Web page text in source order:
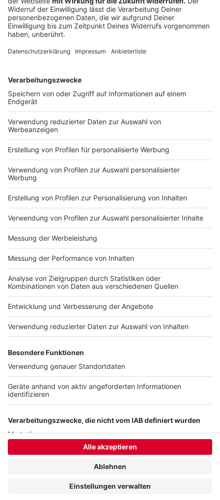
1. Schritt: Zuerst Eier, Zucker und den
Vanillezucker mit einem Handrührgerät auf
höchster Stufe verrühren.
2. Schritt: Anschließend die Butter hinzufügen und
kurz mit verrühren.
und Salz gemeinsam hinzufügen
4. Schritt: Den Waffelteig wie gewohnt
ausbacken. Falls kein Waffeleisen zur Verfügung
steht, einfach "Kaffetassen-Große" Waffeln in der
Pfanne ausbacken - auch mit Olivenöl
verfeinerbar.
5. Schritt: Das Hähnchenfilet auf dem Grill
ungefähr 25 Minuten scharf grillen und mit
Limettensaft überträufeln.
6. Schritt: Anschließend das Hähnchen in eine
Schüssel/Schale geben und mit zwei Gabeln
auseinander zupfen.
7. Schritt: Die oben aufgeführten Zutaten
dazugeben (Barbecue Sauce/Mango Chutney,
Chilli mittelscharf etc.) dazugeben.
vermengen, gut durchrühren.
9. Schritt: Das gezupfte und vollends marinierte
Hähnchen zwischen zwei Waffelhälften legen und
servieren.
Anzeige